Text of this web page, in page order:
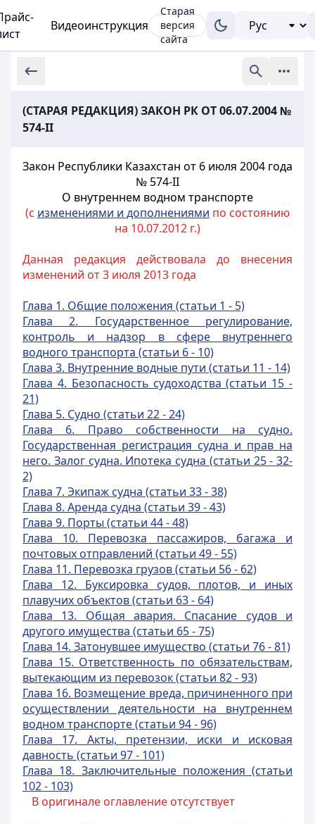
Видеоинструкция
Старая
версия
сайта
(СТАРАЯ РЕДАКЦИЯ) ЗАКОН РК ОТ 06.07.2004 №
574-II
Закон Республики Казахстан от 6 июля 2004 года
№ 574-II
О внутреннем водном транспорте
(с изменениями и дополнениями по состоянию
на 10.07.2012 г.)
Данная редакция действовала до внесения
изменений от 3 июля 2013 года
Глава 1. Общие положения (статьи 1 - 5)
Глава 2. Государственное регулирование,
контроль и надзор в сфере внутреннего
водного транспорта (статьи 6 - 10)
Глава 3. Внутренние водные пути (статьи 11 - 14)
Глава 4. Безопасность судоходства (статьи 15 -
21)
Глава 5. Судно (статьи 22 - 24)
Глава 6. Право собственности на судно.
Государственная регистрация судна и прав на
него. Залог судна. Ипотека судна (статьи 25 - 32-
2)
Глава 7. Экипаж судна (статьи 33 - 38)
Глава 8. Аренда судна (статьи 39 - 43)
Глава 9. Порты (статьи 44 - 48)
Глава 10. Перевозка пассажиров, багажа и
почтовых отправлений (статьи 49 - 55)
Глава 11. Перевозка грузов (статьи 56 - 62)
Глава 12. Буксировка судов, плотов, и иных
плавучих объектов (статьи 63 - 64)
Глава 13. Общая авария. Спасание судов и
другого имущества (статьи 65 - 75)
Глава 14. Затонувшее имущество (статьи 76 - 81)
Глава 15. Ответственность по обязательствам,
вытекающим из перевозок (статьи 82 - 93)
Глава 16. Возмещение вреда, причиненного при
осуществлении деятельности на внутреннем
водном транспорте (статьи 94 - 96)
Глава 17. Акты, претензии, иски и исковая
давность (статьи 97 - 101)
Глава 18. Заключительные положения (статьи
102 - 103)
В оригинале оглавление отсутствует